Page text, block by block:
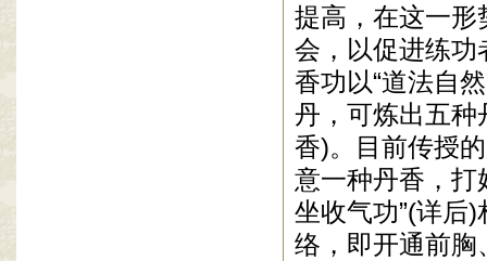
提高，在这一形
会，以促进练功
香功以“道法自
丹，可炼出五种
香)。目前传授
意一种丹香，打
坐收气功”(详后
络，即开通前胸